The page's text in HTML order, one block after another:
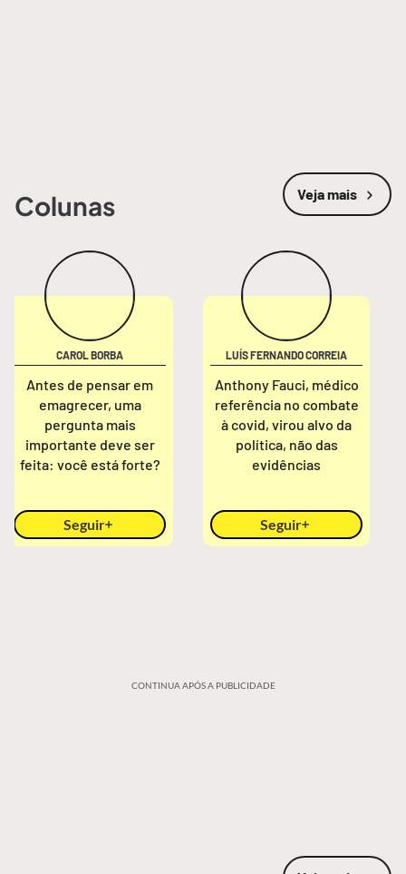
Colunas Veja mais
CAROL BORBA
Antes de pensar em
emagrecer, uma
pergunta mais
importante deve ser
feita: você está forte?
Seguir
LUÍS FERNANDO CORREIA
Anthony Fauci, médico
referência no combate
à covid, virou alvo da
política, não das
evidências
Seguir
CONTINUA APÓS A PUBLICIDADE